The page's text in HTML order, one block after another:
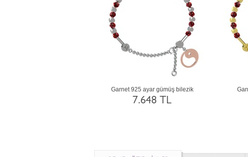
Akuamarin 14 ayar rose altın bilezik
98.053 TL
Sitrin